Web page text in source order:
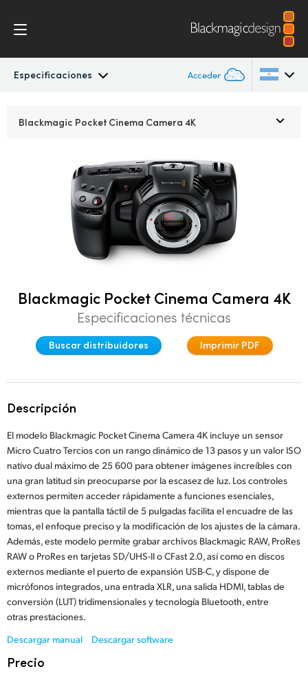
Especificaciones Acceder
Blackmagic RAW
Especificaciones
Austria
Brazil
Canada
Denmark
Finland
France
Germany
Hong Kong SAR, China
India
Italy
Japan
Korea
Mexico
Malaysia
Netherlands
New Zealand
Blackmagic Pocket Cinema Camera 4K
Blackmagic Pocket Cinema Camera 4K
Especificaciones técnicas
Buscar distribuidores Imprimir PDF
Descripción
El modelo Blackmagic Pocket Cinema Camera 4K incluye un sensor
Micro Cuatro Tercios con un rango dinámico de 13 pasos y un valor ISO
nativo dual máximo de 25 600 para obtener imágenes increíbles con
una gran latitud sin preocuparse por la escasez de luz. Los controles
externos permiten acceder rápidamente a funciones esenciales,
mientras que la pantalla táctil de 5 pulgadas facilita el encuadre de las
tomas, el enfoque preciso y la modificación de los ajustes de la cámara.
Además, este modelo permite grabar archivos Blackmagic RAW, ProRes
RAW o ProRes en tarjetas SD/UHS-II o CFast 2.0, así como en discos
externos mediante el puerto de expansión USB-C, y dispone de
micrófonos integrados, una entrada XLR, una salida HDMI, tablas de
conversión (LUT) tridimensionales y tecnología Bluetooth, entre
otras prestaciones.
Descargar manual
Descargar software
Precio